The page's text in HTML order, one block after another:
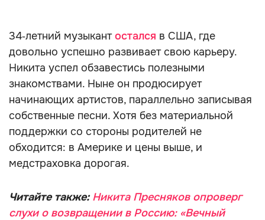
34‑летний музыкантостался в США, где
довольно успешно развивает свою карьеру.
Никита успел обзавестись полезными
знакомствами. Ныне он продюсирует
начинающих артистов, параллельно записывая
собственные песни. Хотя без материальной
поддержки со стороны родителей не
обходится: в Америке и цены выше, и
медстраховка дорогая.
Читайте также: Никита Пресняков опроверг
слухи о возвращении в Россию: «Вечный